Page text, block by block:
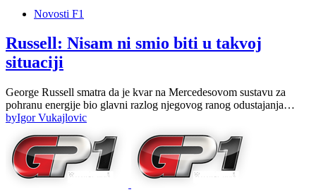
Novosti F1
Russell: Nisam ni smio biti u takvoj
situaciji
George Russell smatra da je kvar na Mercedesovom sustavu za
pohranu energije bio glavni razlog njegovog ranog odustajanja…
byIgor Vukajlovic